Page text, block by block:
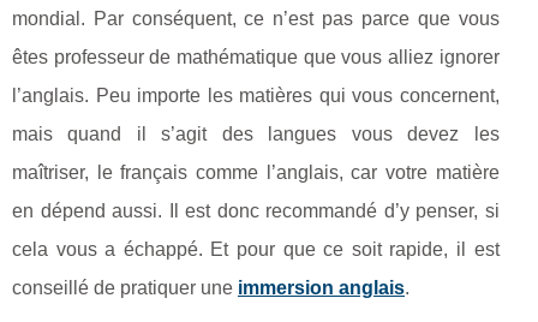
mondial. Par conséquent, ce n’est pas parce que vous
êtes professeur de mathématique que vous alliez ignorer
l’anglais. Peu importe les matières qui vous concernent,
mais quand il s’agit des langues vous devez les
maîtriser, le français comme l’anglais, car votre matière
en dépend aussi. Il est donc recommandé d’y penser, si
cela vous a échappé. Et pour que ce soit rapide, il est
conseillé de pratiquer une immersion anglais.